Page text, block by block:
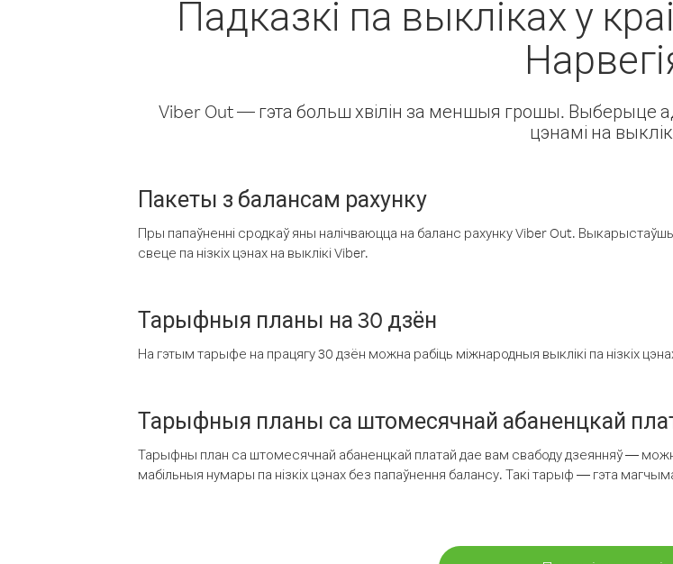
Падказкі па выкліках у
Viber Out — гэта больш хвілін за меншыя грошы. Выберыце
цэнамі на
Пакеты з балансам рахунку
Пры папаўненні сродкаў яны налічваюцца на баланс рахунку Viber Out.
свеце па нізкіх цэнах на выклікі Viber.
Тарыфныя планы на 30 дзён
На гэтым тарыфе на працягу 30 дзён можна рабіць міжнародныя выклікі па нізкіх
Тарыфныя планы са штомесячнай абаненцкай
Тарыфны план са штомесячнай абаненцкай платай дае вам свабоду дзеянняў —
мабільныя нумары па нізкіх цэнах без папаўнення балансу. Такі тарыф — гэта